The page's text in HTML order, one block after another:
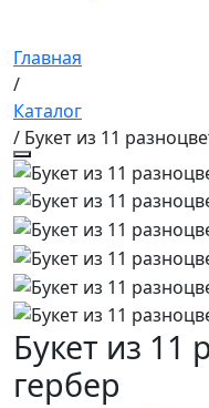
Главная
/
Каталог
/ Букет из 11
Букет из 11
гербер